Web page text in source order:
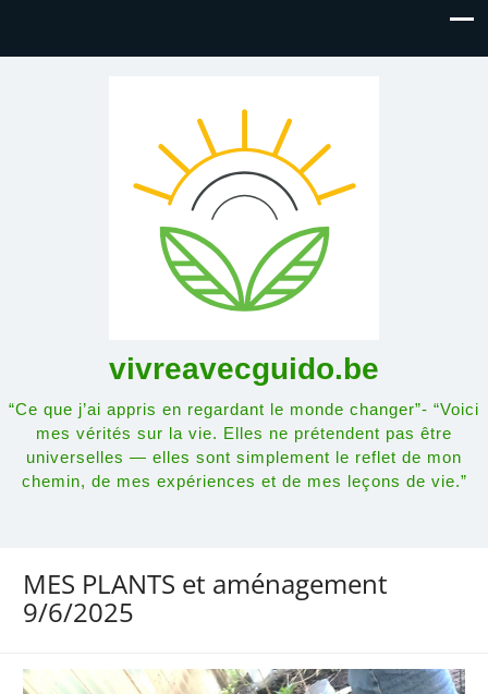
vivreavecguido.be
“Ce que j’ai appris en regardant le monde changer”- “Voici
mes vérités sur la vie. Elles ne prétendent pas être
universelles — elles sont simplement le reflet de mon
chemin, de mes expériences et de mes leçons de vie.”
MES PLANTS et aménagement
9/6/2025